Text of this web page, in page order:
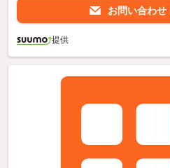
お問い合わせ
提供